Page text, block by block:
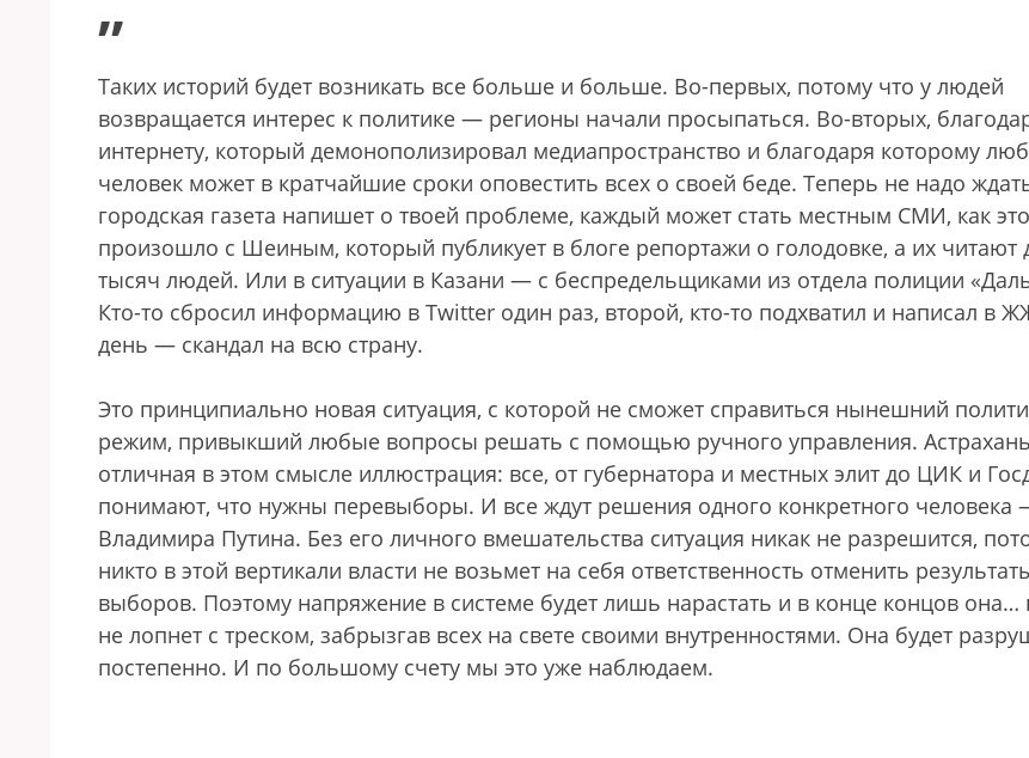
”
Таких историй будет возникать все больше и больше. Во-первых, потому что у людей
возвращается интерес к политике — регионы начали просыпаться. Во-вторых,
интернету, который демонополизировал медиапространство и благодаря которому
человек может в кратчайшие сроки оповестить всех о своей беде. Теперь не надо
городская газета напишет о твоей проблеме, каждый может стать местным СМИ, как это
произошло с Шеиным, который публикует в блоге репортажи о голодовке, а их читают
тысяч людей. Или в ситуации в Казани — с беспредельщиками из отдела полиции
Кто-то сбросил информацию в Twitter один раз, второй, кто-то подхватил и написал в
день — скандал на всю страну.
Это принципиально новая ситуация, с которой не сможет справиться нынешний
режим, привыкший любые вопросы решать с помощью ручного управления. Астрахань
отличная в этом смысле иллюстрация: все, от губернатора и местных элит до ЦИК и
понимают, что нужны перевыборы. И все ждут решения одного конкретного человека
Владимира Путина. Без его личного вмешательства ситуация никак не разрешится,
никто в этой вертикали власти не возьмет на себя ответственность отменить
выборов. Поэтому напряжение в системе будет лишь нарастать и в конце концов она…
не лопнет с треском, забрызгав всех на свете своими внутренностями. Она будет
постепенно. И по большому счету мы это уже наблюдаем.